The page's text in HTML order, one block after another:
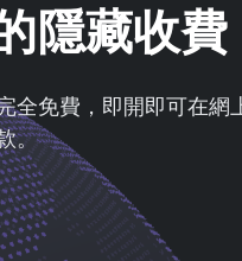
隱藏收費
免費，即開即可在
。